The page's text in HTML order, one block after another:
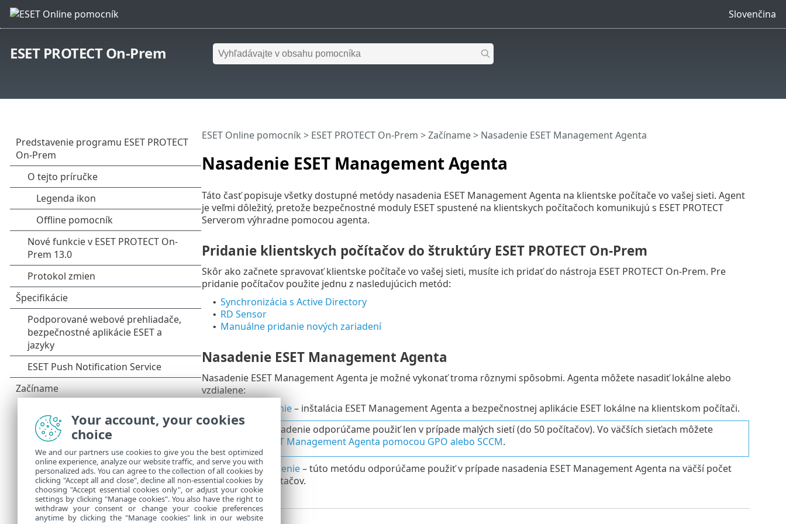
Slovenčina
ESET PROTECT On-Prem
Nasadenie ESET Management Agenta
ESET Online pomocník > ESET PROTECT On-Prem >Začíname> Nasadenie ESET Management Agenta
Táto časť popisuje všetky dostupné metódy nasadenia ESET Management Agenta na klientske počítače vo vašej sieti. Agent
je veľmi dôležitý, pretože bezpečnostné moduly ESET spustené na klientskych počítačoch komunikujú s ESET PROTECT
Serverom výhradne pomocou agenta.
Pridanie klientskych počítačov do štruktúry ESET PROTECT On-Prem
Skôr ako začnete spravovať klientske počítače vo vašej sieti, musíte ich pridať do nástroja ESET PROTECT On-Prem. Pre
pridanie počítačov použite jednu z nasledujúcich metód:
• Synchronizácia s Active Directory
• RD Sensor
• Manuálne pridanie nových zariadení
Nasadenie ESET Management Agenta
Nasadenie ESET Management Agenta je možné vykonať troma rôznymi spôsobmi. Agenta môžete nasadiť lokálne alebo
vzdialene:
Lokálne nasadenie– inštalácia ESET Management Agenta a bezpečnostnej aplikácie ESET lokálne na klientskom počítači.
Lokálne nasadenie odporúčame použiť len v prípade malých sietí (do 50 počítačov). Vo väčších sieťach môžete
nasadiť ESET Management Agenta pomocou GPO alebo SCCM.
• Vzdialené nasadenie– túto metódu odporúčame použiť v prípade nasadenia ESET Management Agenta na väčší počet
klientskych počítačov.
Your account, your cookies
choice
We and our partners use cookies to give you the best optimized
online experience, analyze our website traffic, and serve you with
personalized ads. You can agree to the collection of all cookies by
clicking "Accept all and close", decline all non-essential cookies by
choosing "Accept essential cookies only", or adjust your cookie
settings by clicking "Manage cookies". You also have the right to
withdraw your consent or change your cookie preferences
anytime by clicking the "Manage cookies" link in our website